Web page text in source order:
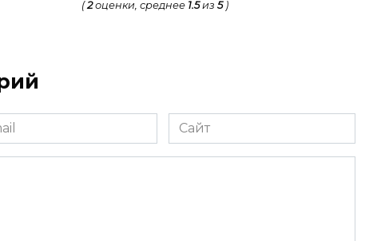
(2оценки, среднее 1.5из 5)
Сайт